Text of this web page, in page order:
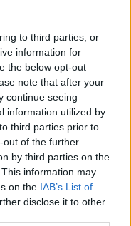
to third parties, or
information for
the below opt-out
note that after your
continue seeing
information utilized by
third parties prior to
out of the further
by third parties on the
information may
on the IAB’s List of
disclose it to other